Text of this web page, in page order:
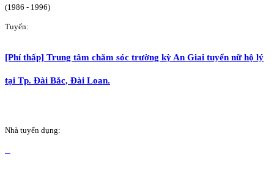
(1986 - 1996)
Tuyển:
[Phí thấp] Trung tâm chăm sóc trường kỳ An Giai tuyển nữ hộ lý
tại Tp. Đài Bắc, Đài Loan.
Nhà tuyển dụng: